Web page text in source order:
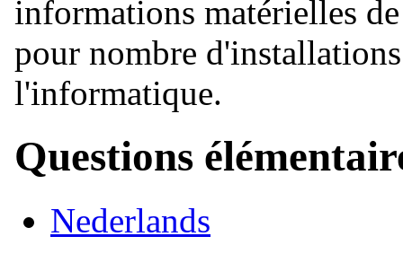
informations matérielles
pour nombre
l'informatique.
Questions
Nederlands